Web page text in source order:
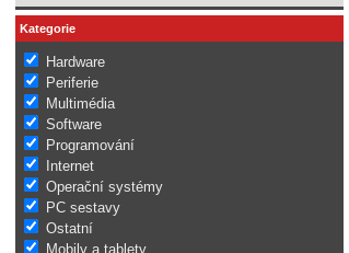
Kategorie
Hardware
Periferie
Multimédia
Software
Programování
Internet
Operační systémy
PC sestavy
Ostatní
Mobily a tablety